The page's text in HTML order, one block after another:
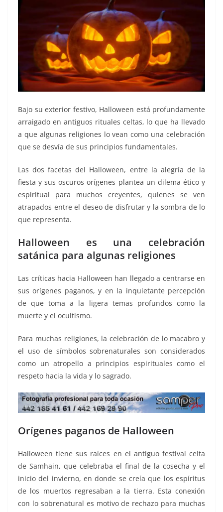
Bajo su exterior festivo, Halloween está profundamente
arraigado en antiguos rituales celtas, lo que ha llevado
a que algunas religiones lo vean como una celebración
que se desvía de sus principios fundamentales.
Las dos facetas del Halloween, entre la alegría de la
fiesta y sus oscuros orígenes plantea un dilema ético y
espiritual para muchos creyentes, quienes se ven
atrapados entre el deseo de disfrutar y la sombra de lo
que representa.
Halloween es una celebración
satánica para algunas religiones
Las críticas hacia Halloween han llegado a centrarse en
sus orígenes paganos, y en la inquietante percepción
de que toma a la ligera temas profundos como la
muerte y el ocultismo.
Para muchas religiones, la celebración de lo macabro y
el uso de símbolos sobrenaturales son considerados
como un atropello a principios espirituales como el
respeto hacia la vida y lo sagrado.
Orígenes paganos de Halloween
Halloween tiene sus raíces en el antiguo festival celta
de Samhain, que celebraba el final de la cosecha y el
inicio del invierno, en donde se creía que los espíritus
de los muertos regresaban a la tierra. Esta conexión
con lo sobrenatural es motivo de rechazo para muchas